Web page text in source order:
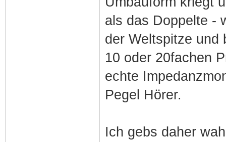
als das Doppelte -
der Weltspitze und
10 oder 20fachen
echte
Pegel Hörer.
Ich gebs daher